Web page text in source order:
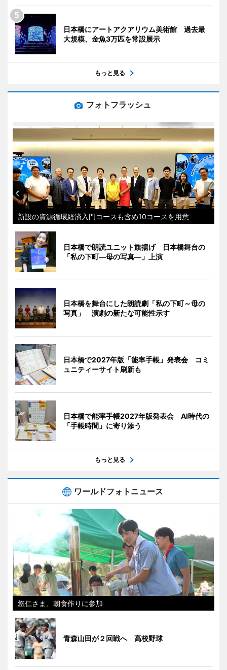
日本橋にアートアクアリウム美術館 過去最
大規模、金魚3万匹を常設展示
もっと見る
フォトフラッシュ
新設の資源循環経済入門コースも含め10コースを用意
日本橋で朗読ユニット旗揚げ 日本橋舞台の
「私の下町―母の写真―」上演
日本橋を舞台にした朗読劇「私の下町～母の
写真」 演劇の新たな可能性示す
日本橋で2027年版「能率手帳」発表会 コミ
ュニティーサイト刷新も
日本橋で能率手帳2027年版発表会 AI時代の
「手帳時間」に寄り添う
もっと見る
ワールドフォトニュース
悠仁さま、朝食作りに参加
青森山田が２回戦へ 高校野球